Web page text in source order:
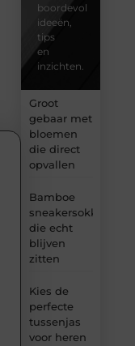
boordevol
ideeën,
tips
en
inzichten.
Groot
gebaar met
bloemen
die direct
opvallen
Bamboe
sneakersokken
die echt
blijven
zitten
Kies de
perfecte
tussenjas
voor heren